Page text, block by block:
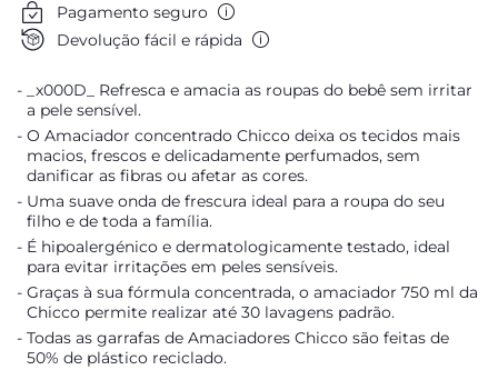
Pagamento seguro
Devolução fácil e rápida
_x000D_ Refresca e amacia as roupas do bebê sem irritar
a pele sensível.
O Amaciador concentrado Chicco deixa os tecidos mais
macios, frescos e delicadamente perfumados, sem
danificar as fibras ou afetar as cores.
Uma suave onda de frescura ideal para a roupa do seu
filho e de toda a família.
É hipoalergénico e dermatologicamente testado, ideal
para evitar irritações em peles sensíveis.
Graças à sua fórmula concentrada, o amaciador 750 ml da
Chicco permite realizar até 30 lavagens padrão.
Todas as garrafas de Amaciadores Chicco são feitas de
50% de plástico reciclado.